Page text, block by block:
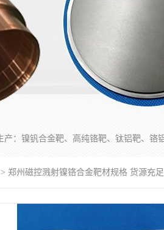
> 郑州磁控溅射镍铬合金靶材规格 货源充足